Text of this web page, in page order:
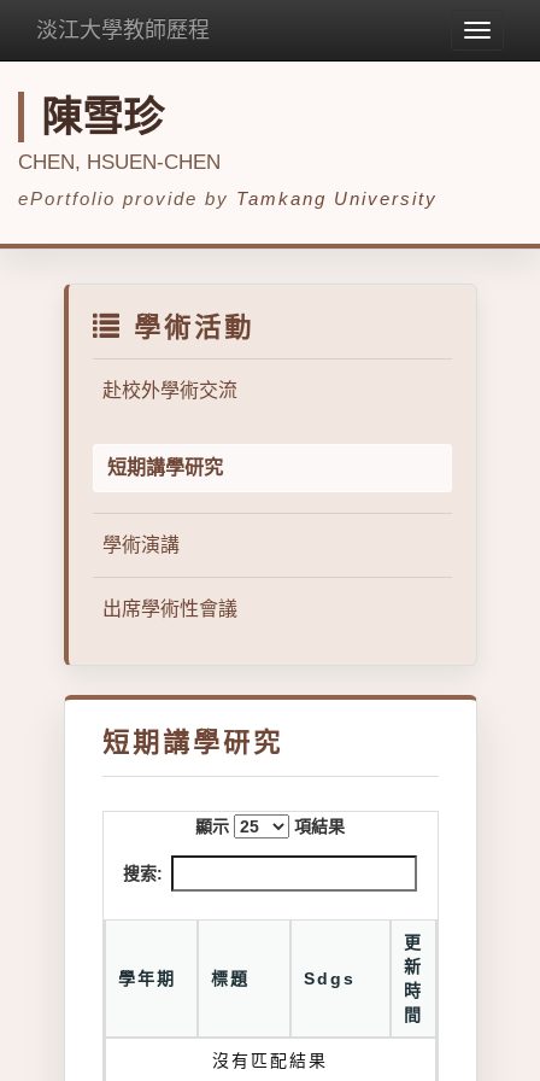
Toggle
淡江大學教師歷程
陳雪珍
CHEN, HSUEN-CHEN
ePortfolio provide by Tamkang University
學術活動
赴校外學術交流
短期講學研究
學術演講
出席學術性會議
短期講學研究
顯示 項結果
搜索:
學年期 標題 Sdgs
更
新
時
間
沒有匹配結果